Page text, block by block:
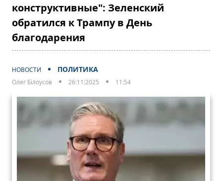
конструктивные": Зеленский
обратился к Трампу в День
благодарения
НОВОСТИ ПОЛИТИКА
Олег Білоусов 26:11:2025 11:54